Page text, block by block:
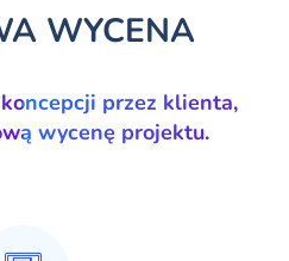
WYCENA
przez klienta,
wycenę projektu.